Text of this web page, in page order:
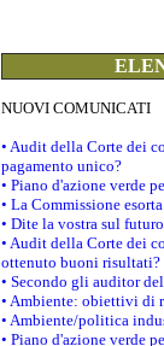
NUOVI COMUNICATI
• Audit della Corte dei
pagamento unico?
• Piano d'azione verde
• La Commissione
• Dite la vostra sul
• Audit della Corte dei
ottenuto buoni risultati?
• Secondo gli auditor
• Ambiente: obiettivi di
• Ambiente/politica
• Piano d'azione verde